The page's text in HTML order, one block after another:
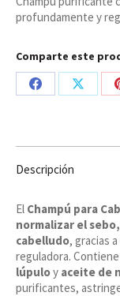
profundamente y
Comparte este
Share
Share
Descripción
El Champú para
normalizar el
cabelludo, gracias
reguladora. Contiene
lúpuloy aceite de
purificantes,